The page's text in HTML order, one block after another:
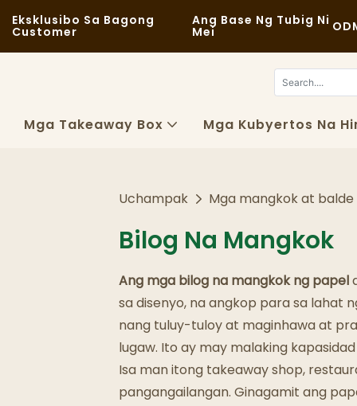
Eksklusibo Sa Bagong
Customer
Ang Base Ng Tubig Ni
Mei
Mga Takeaway Box Mga Kubyertos Na
Uchampak Mga mangkok at balde
Bilog Na Mangkok
Ang mga bilog na mangkok ng papel
sa disenyo, na angkop para sa lahat
nang tuluy-tuloy at maginhawa at
lugaw. Ito ay may malaking
Isa man itong takeaway shop,
pangangailangan. Ginagamit ang